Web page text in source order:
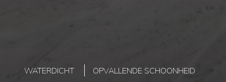
WATERDICHT OPVALLENDE SCHOONHEID